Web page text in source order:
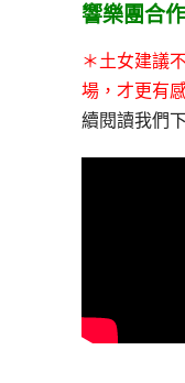
響樂團合
＊土女建議
場，才更有
續閱讀我們